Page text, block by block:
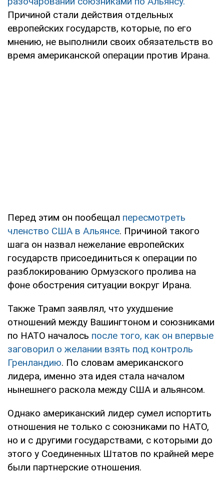
Причиной стали действия отдельных
европейских государств, которые, по его
мнению, не выполнили своих обязательств во
время американской операции против Ирана.
Перед этим он пообещал пересмотреть
членство США в Альянсе. Причиной такого
шага он назвал нежелание европейских
государств присоединиться к операции по
разблокированию Ормузского пролива на
фоне обострения ситуации вокруг Ирана.
Также Трамп заявлял, что ухудшение
отношений между Вашингтоном и союзниками
по НАТО началось после того, как он впервые
заговорил о желании взять под контроль
Гренландию. По словам американского
лидера, именно эта идея стала началом
нынешнего раскола между США и альянсом.
Однако американский лидер сумел испортить
отношения не только с союзниками по НАТО,
но и с другими государствами, с которыми до
этого у Соединенных Штатов по крайней мере
были партнерские отношения.